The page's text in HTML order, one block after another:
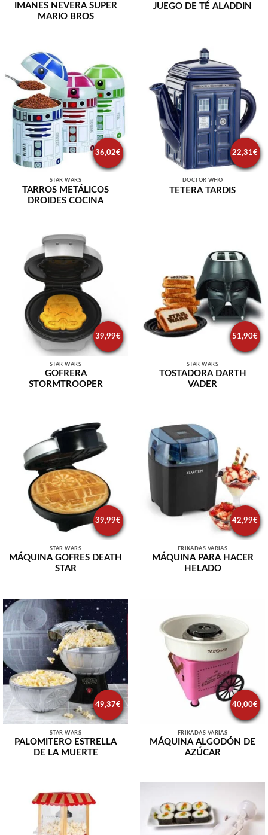
IMANES NEVERA SUPER
MARIO BROS
JUEGO DE TÉ ALADDIN
36,02€
STAR WARS
TARROS METÁLICOS
DROIDES COCINA
22,31€
DOCTOR WHO
TETERA TARDIS
39,99€
STAR WARS
GOFRERA
STORMTROOPER
51,90€
STAR WARS
TOSTADORA DARTH
VADER
39,99€
STAR WARS
MÁQUINA GOFRES DEATH
STAR
42,99€
FRIKADAS VARIAS
MÁQUINA PARA HACER
HELADO
49,37€
STAR WARS
PALOMITERO ESTRELLA
DE LA MUERTE
40,00€
FRIKADAS VARIAS
MÁQUINA ALGODÓN DE
AZÚCAR